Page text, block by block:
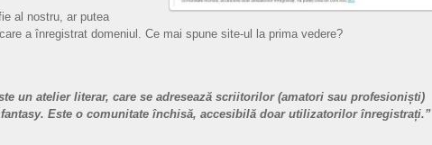
al nostru, ar putea
a înregistrat domeniul. Ce mai spune site-ul la prima vedere?
un atelier literar, care se adresează scriitorilor (amatori sau profesioniști)
Este o comunitate închisă, accesibilă doar utilizatorilor înregistrați.”